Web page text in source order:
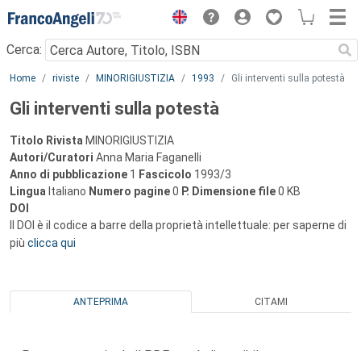
Menu
Cerca:
Main content
Home riviste MINORIGIUSTIZIA 1993 Gli interventi sulla potestà
Gli interventi sulla potestà
Titolo Rivista MINORIGIUSTIZIA
Autori/Curatori Anna Maria Faganelli
Anno di pubblicazione 1 Fascicolo 1993/3
Lingua Italiano Numero pagine0 P. Dimensione file0 KB
DOI
Il DOI è il codice a barre della proprietà intellettuale: per saperne di
più clicca qui
ANTEPRIMA CITAMI